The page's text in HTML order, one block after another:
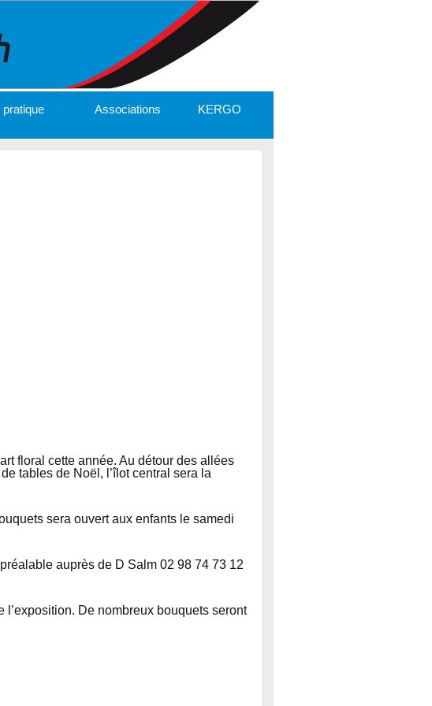
pratique Associations KERGO
floral cette année. Au détour des allées
tables de Noël, l’îlot central sera la
sera ouvert aux enfants le samedi
auprès de D Salm 02 98 74 73 12
De nombreux bouquets seront